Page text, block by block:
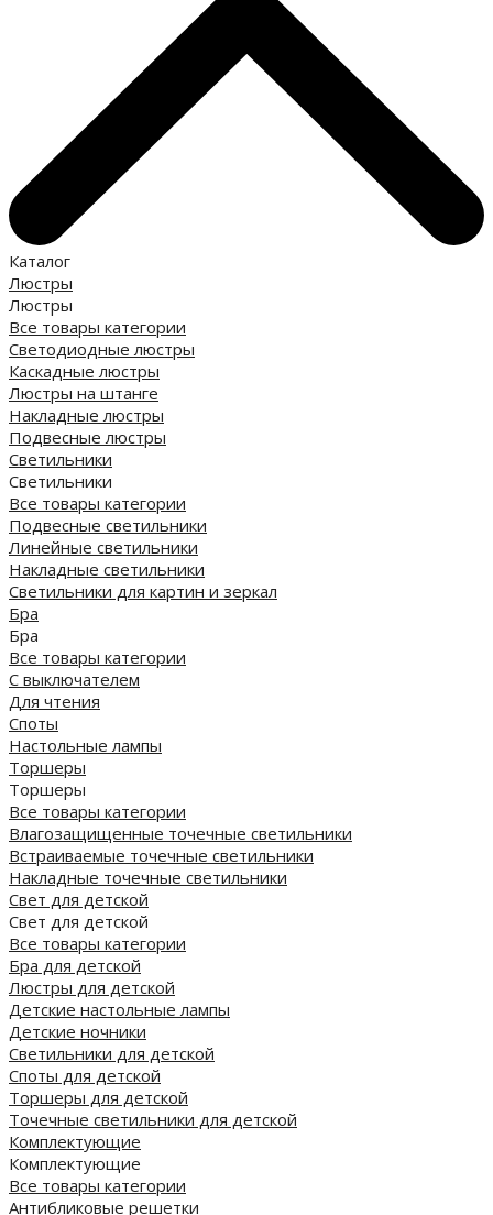
Каталог
Люстры
Люстры
Все товары категории
Светодиодные люстры
Каскадные люстры
Люстры на штанге
Накладные люстры
Подвесные люстры
Светильники
Светильники
Все товары категории
Подвесные светильники
Линейные светильники
Накладные светильники
Светильники для картин и зеркал
Бра
Бра
Все товары категории
С выключателем
Для чтения
Споты
Настольные лампы
Торшеры
Торшеры
Все товары категории
Влагозащищенные точечные светильники
Встраиваемые точечные светильники
Накладные точечные светильники
Свет для детской
Свет для детской
Все товары категории
Бра для детской
Люстры для детской
Детские настольные лампы
Детские ночники
Светильники для детской
Споты для детской
Торшеры для детской
Точечные светильники для детской
Комплектующие
Комплектующие
Все товары категории
Антибликовые решетки